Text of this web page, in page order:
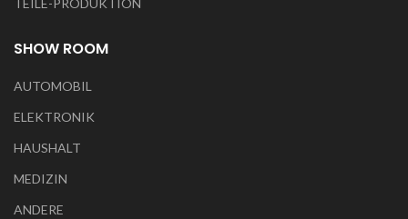
TEILE-PRODUKTION
SHOW ROOM
AUTOMOBIL
ELEKTRONIK
HAUSHALT
MEDIZIN
ANDERE